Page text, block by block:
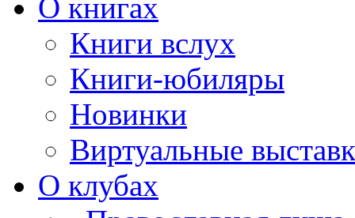
О книгах
Книги вслух
Книги-юбиляры
Новинки
Виртуальные
О клубах